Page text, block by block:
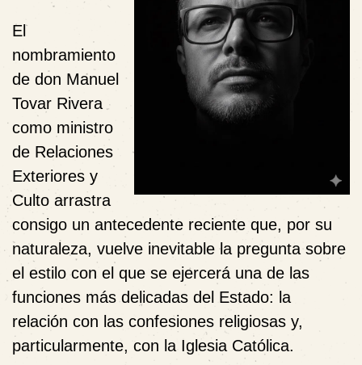
El
nombramiento
de don Manuel
Tovar Rivera
como ministro
de Relaciones
Exteriores y
Culto arrastra
consigo un antecedente reciente que, por su
naturaleza, vuelve inevitable la pregunta sobre
el estilo con el que se ejercerá una de las
funciones más delicadas del Estado: la
relación con las confesiones religiosas y,
particularmente, con la Iglesia Católica.